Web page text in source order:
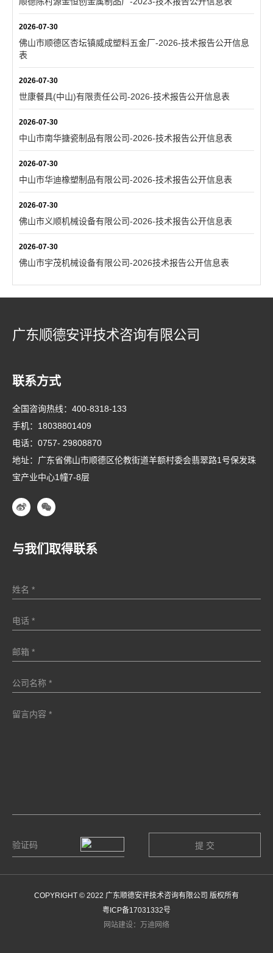
2026-07-30
佛山市顺德区杏坛镇威成塑料五金厂-2026-技术报告公开信息
表
2026-07-30
世康餐具(中山)有限责任公司-2026-技术报告公开信息表
2026-07-30
中山市南华搪瓷制品有限公司-2026-技术报告公开信息表
2026-07-30
中山市华迪橡塑制品有限公司-2026-技术报告公开信息表
2026-07-30
佛山市义顺机械设备有限公司-2026-技术报告公开信息表
2026-07-30
佛山市宇茂机械设备有限公司-2026技术报告公开信息表
广东顺德安评技术咨询有限公司
联系方式
全国咨询热线： 400-8318-133
手机： 18038801409
电话： 0757- 29808870
地址：广东省佛山市顺德区伦教街道羊额村委会翡翠路1号保发珠
宝产业中心1幢7-8层
与我们取得联系
COPYRIGHT © 2022 广东顺德安评技术咨询有限公司 版权所有
粤ICP备17031332号
网站建设：万迪网络